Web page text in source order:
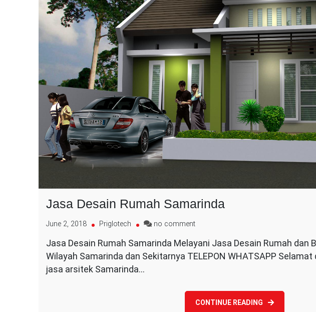
Jasa Desain Rumah Samarinda
June 2, 2018 Priglotech no commenton
Desain
Rumah
Jasa Desain Rumah Samarinda Melayani Jasa Desain Rumah dan
Wilayah Samarinda dan Sekitarnya TELEPON WHATSAPP
jasa arsitek Samarinda…
CONTINUE READING